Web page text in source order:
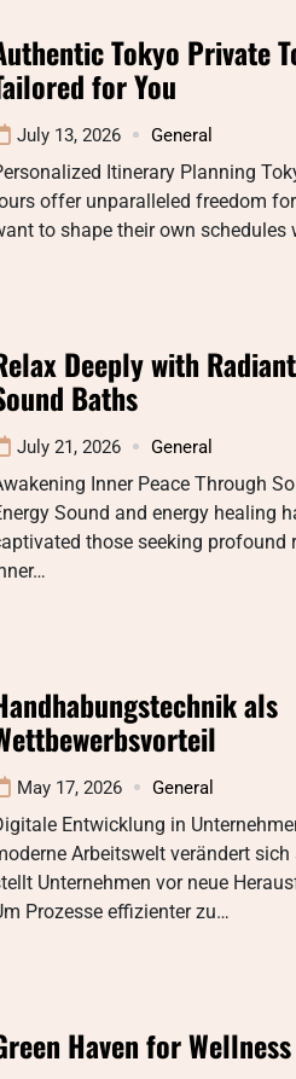
Tokyo Private
for You
July 13, 2026 General
Itinerary Planning
offer unparalleled freedom
to shape their own schedules
Deeply with
Baths
July 21, 2026 General
Inner Peace Through
Sound and energy healing
those seeking profound
als
May 17, 2026 General
Entwicklung in
Arbeitswelt verändert
Unternehmen vor neue
Prozesse effizienter zu…
Haven for Wellness